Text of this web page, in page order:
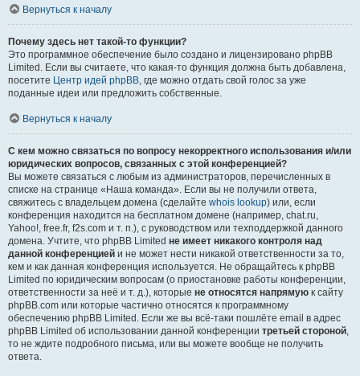
Вернуться к началу
Почему здесь нет такой-то функции?
Это программное обеспечение было создано и лицензировано phpBB
Limited. Если вы считаете, что какая-то функция должна быть добавлена,
посетите Центр идей phpBB, где можно отдать свой голос за уже
поданные идеи или предложить собственные.
Вернуться к началу
С кем можно связаться по вопросу некорректного использования и/или
юридических вопросов, связанных с этой конференцией?
Вы можете связаться с любым из администраторов, перечисленных в
списке на странице «Наша команда». Если вы не получили ответа,
свяжитесь с владельцем домена (сделайте whois lookup) или, если
конференция находится на бесплатном домене (например, chat.ru,
Yahoo!, free.fr, f2s.com и т. п.), с руководством или техподдержкой данного
домена. Учтите, что phpBB Limited не имеет никакого контроля над
данной конференцией и не может нести никакой ответственности за то,
кем и как данная конференция используется. Не обращайтесь к phpBB
Limited по юридическим вопросам (о приостановке работы конференции,
ответственности за неё и т. д.), которые не относятся напрямую к сайту
phpBB.com или которые частично относятся к программному
обеспечению phpBB Limited. Если же вы всё-таки пошлёте email в адрес
phpBB Limited об использовании данной конференции третьей стороной,
то не ждите подробного письма, или вы можете вообще не получить
ответа.